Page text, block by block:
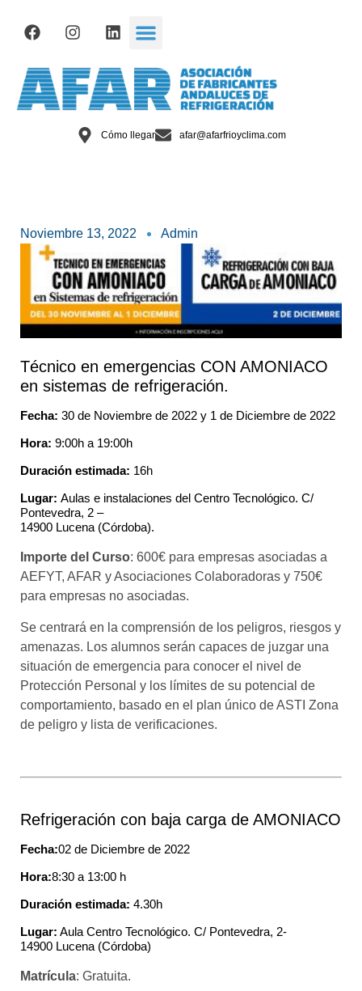
Cómo llegar afar@afarfrioyclima.com
Noviembre 13, 2022 Admin
Técnico en emergencias CON AMONIACO
en sistemas de refrigeración.
Fecha: 30 de Noviembre de 2022 y 1 de Diciembre de 2022
Hora: 9:00h a 19:00h
Duración estimada: 16h
Lugar: Aulas e instalaciones del Centro Tecnológico. C/
Pontevedra, 2 –
14900 Lucena (Córdoba).
Importe del Curso: 600€ para empresas asociadas a
AEFYT, AFAR y Asociaciones Colaboradoras y 750€
para empresas no asociadas.
Se centrará en la comprensión de los peligros, riesgos y
amenazas. Los alumnos serán capaces de juzgar una
situación de emergencia para conocer el nivel de
Protección Personal y los límites de su potencial de
comportamiento, basado en el plan único de ASTI Zona
de peligro y lista de verificaciones.
Refrigeración con baja carga de AMONIACO
Fecha:02 de Diciembre de 2022
Hora:8:30 a 13:00 h
Duración estimada: 4.30h
Lugar: Aula Centro Tecnológico. C/ Pontevedra, 2-
14900 Lucena (Córdoba)
Matrícula: Gratuita.